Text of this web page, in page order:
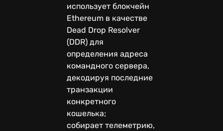
использует блокчейн
Ethereum в качестве
Dead Drop Resolver
(DDR) для
определения адреса
командного сервера,
декодируя последние
транзакции
конкретного
кошелька;
собирает телеметрию,